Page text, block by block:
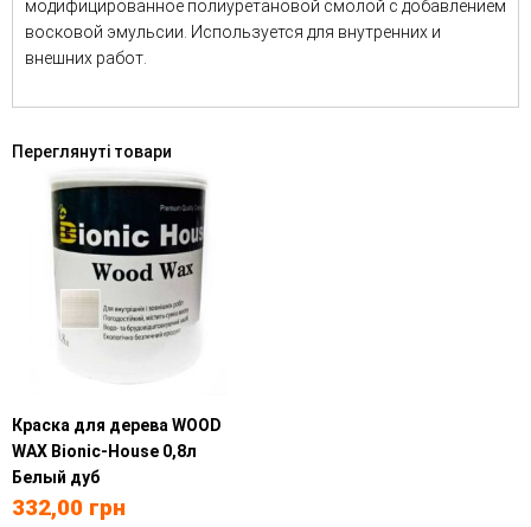
модифицированное полиуретановой смолой с добавлением
восковой эмульсии. Используется для внутренних и
внешних работ.
Переглянуті товари
Краска для дерева WOOD
WAX Bionic-House 0,8л
Белый дуб
332,00 грн